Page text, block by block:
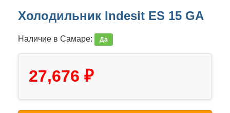
Холодильник Indesit ES 15 GA
Наличие в Самаре: Да
27,676 ₽